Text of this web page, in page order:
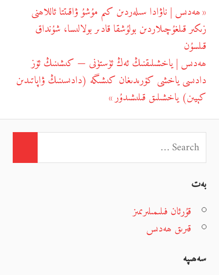
يازما
يۆتكەش
Previous
Post:
ھەدىس | ناۋادا سىلەردىن كىم مۇشۇ ۋاقىتتا ئاللاھنى
زىكىر قىلغۇچىلاردىن بولۇشقا قادىر بولالىسا، شۇنداق
قىلسۇن
Next
Post:
ھەدىس | ياخشىلىقنىڭ ئەڭ ئۈستۈنى — كىشىنىڭ ئۆز
دادىسى ياخشى كۆرىدىغان كىشىگە (دادىسىنىڭ ۋاپاتىدىن
كېيىن) ياخشىلىق قىلىشىدۇر
بەت
قۇرئان فىلىمىلىرىمىز
قىرىق ھەدىس
سەھىپە